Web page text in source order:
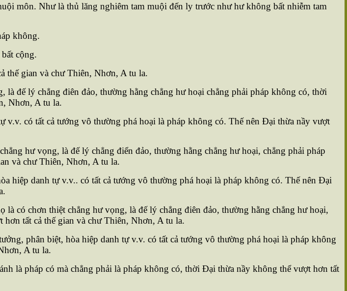
môn. Như là thủ lăng nghiêm tam muội đến ly trước như hư không bất nhiễm tam
không.
cộng.
gian và chư Thiên, Nhơn, A tu la.
đế lý chẳng điên đảo, thường hằng chẳng hư hoại chẳng phải pháp không có, thời
Nhơn, A tu la.
có tất cả tướng vô thường phá hoại là pháp không có. Thế nên Ðại thừa nầy vượt
hư vọng, là đế lý chẳng điển đảo, thường hằng chẳng hư hoại, chẳng phải pháp
và chư Thiên, Nhơn, A tu la.
hiệp danh tự v.v.. có tất cả tướng vô thường phá hoại là pháp không có. Thế nên Ðại
có chơn thiệt chẳng hư vọng, là đế lý chẳng điên đảo, thường hằng chẳng hư hoại,
tất cả thế gian và chư Thiên, Nhơn, A tu la.
phân biệt, hòa hiệp danh tự v.v. có tất cả tướng vô thường phá hoại là pháp không
A tu la.
là pháp có mà chẳng phải là pháp không có, thời Ðại thừa nầy không thể vượt hơn tất